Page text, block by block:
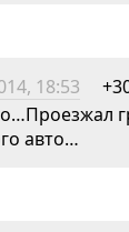
18:53
авто…